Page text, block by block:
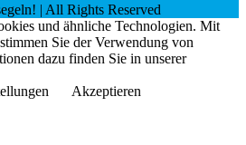
| All Rights Reserved
und ähnliche Technologien. Mit
Sie der Verwendung von
dazu finden Sie in unserer
Akzeptieren